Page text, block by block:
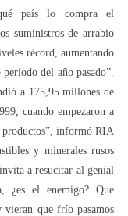
país lo compra el
suministros de arrabio
récord, aumentando
del año pasado”.
a 175,95 millones de
cuando empezaron a
productos”, informó RIA
y minerales rusos
a resucitar al genial
¿es el enemigo? Que
vieran que frío pasamos